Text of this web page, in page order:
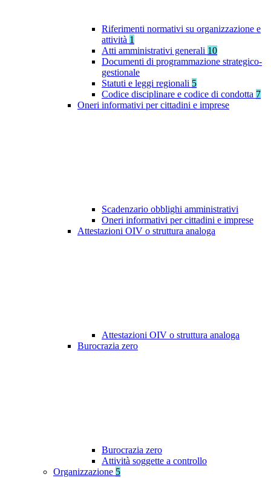
Riferimenti normativi su organizzazione e
attività 1
Atti amministrativi generali 10
Documenti di programmazione strategico-
gestionale
Statuti e leggi regionali 5
Codice disciplinare e codice di condotta 7
Oneri informativi per cittadini e imprese
Scadenzario obblighi amministrativi
Oneri informativi per cittadini e imprese
Attestazioni OIV o struttura analoga
Attestazioni OIV o struttura analoga
Burocrazia zero
Burocrazia zero
Attività soggette a controllo
Organizzazione 5